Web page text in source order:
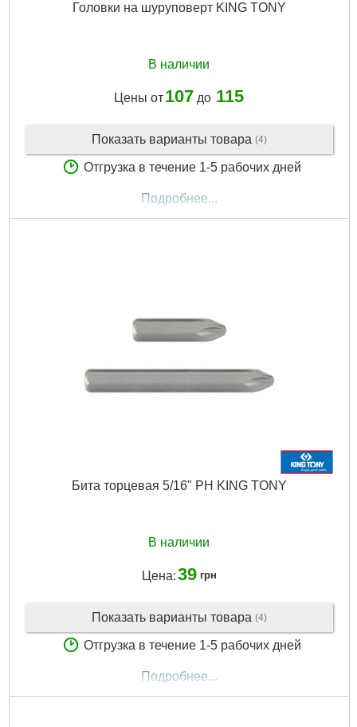
Головки на шуруповерт KING TONY
В наличии
Цены от107 до 115
Показать варианты товара (4)
Отгрузка в течение 1-5 рабочих дней
Подробнее...
Бита торцевая 5/16" PH KING TONY
В наличии
Цена:39 грн
Показать варианты товара (4)
Отгрузка в течение 1-5 рабочих дней
Подробнее...